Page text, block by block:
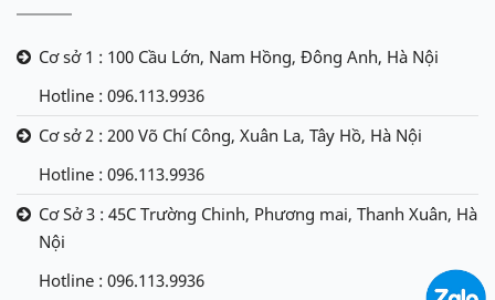
Cơ sở 1 : 100 Cầu Lớn, Nam Hồng, Đông Anh, Hà Nội
Hotline : 096.113.9936
Cơ sở 2 : 200 Võ Chí Công, Xuân La, Tây Hồ, Hà Nội
Hotline : 096.113.9936
Cơ Sở 3 : 45C Trường Chinh, Phương mai, Thanh Xuân, Hà
Nội
Hotline : 096.113.9936